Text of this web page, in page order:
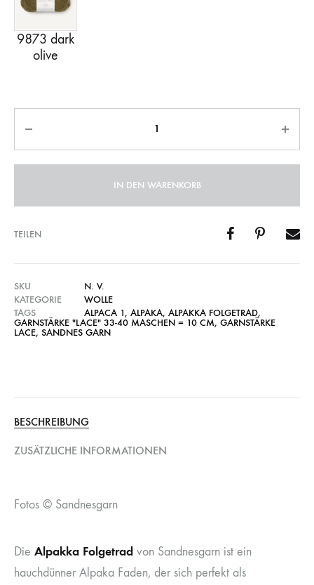
Anzahl
IN DEN WARENKORB
TEILEN
SKU
N. V.
KATEGORIE
WOLLE
TAGS
ALPACA 1, ALPAKA, ALPAKKA FOLGETRAD,
GARNSTÄRKE "LACE" 33-40 MASCHEN = 10 CM, GARNSTÄRKE
LACE, SANDNES GARN
BESCHREIBUNG
ZUSÄTZLICHE INFORMATIONEN
Fotos © Sandnesgarn
Die Alpakka Folgetrad von Sandnesgarn ist ein
hauchdünner Alpaka Faden, der sich perfekt als